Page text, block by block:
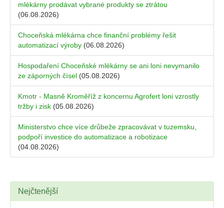
mlékárny prodávat vybrané produkty se ztrátou
(06.08.2026)
Choceňská mlékárna chce finanční problémy řešit
automatizací výroby (06.08.2026)
Hospodaření Choceňské mlékárny se ani loni nevymanilo
ze záporných čísel (05.08.2026)
Kmotr - Masně Kroměříž z koncernu Agrofert loni vzrostly
tržby i zisk (05.08.2026)
Ministerstvo chce více drůbeže zpracovávat v tuzemsku,
podpoří investice do automatizace a robotizace
(04.08.2026)
Nejčtenější